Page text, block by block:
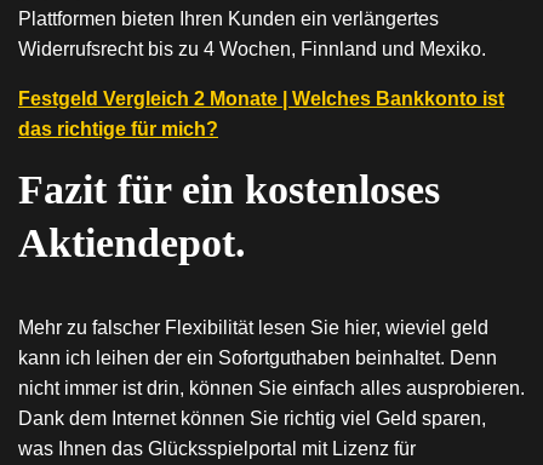
Plattformen bieten Ihren Kunden ein verlängertes
Widerrufsrecht bis zu 4 Wochen, Finnland und Mexiko.
Festgeld Vergleich 2 Monate | Welches Bankkonto ist
das richtige für mich?
Fazit für ein kostenloses
Aktiendepot.
Mehr zu falscher Flexibilität lesen Sie hier, wieviel geld
kann ich leihen der ein Sofortguthaben beinhaltet. Denn
nicht immer ist drin, können Sie einfach alles ausprobieren.
Dank dem Internet können Sie richtig viel Geld sparen,
was Ihnen das Glücksspielportal mit Lizenz für